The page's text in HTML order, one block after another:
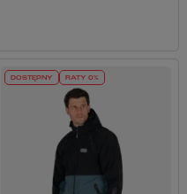
DOSTĘPNY RATY 0%